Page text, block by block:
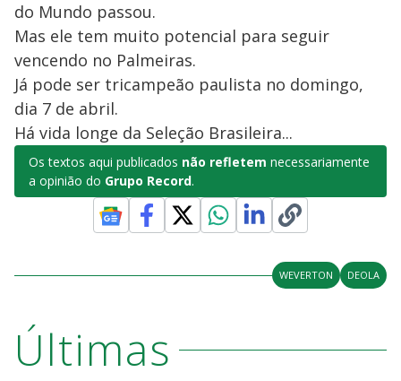
do Mundo passou.
Mas ele tem muito potencial para seguir
vencendo no Palmeiras.
Já pode ser tricampeão paulista no domingo,
dia 7 de abril.
Há vida longe da Seleção Brasileira...
Os textos aqui publicados não refletem necessariamente
a opinião do Grupo Record.
WEVERTON DEOLA
Últimas